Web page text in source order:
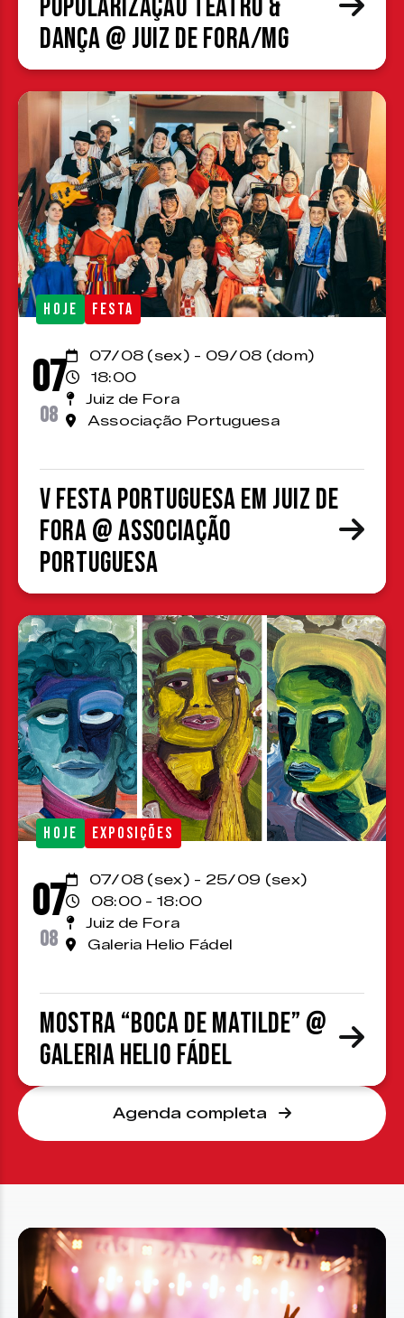
Popularização Teatro &
Dança @ Juiz de Fora/MG
HOJE FESTA
07
08
07/08 (sex) - 09/08 (dom)
18:00
Juiz de Fora
Associação Portuguesa
V Festa Portuguesa em Juiz de
Fora @ Associação
Portuguesa
HOJE EXPOSIÇÕES
07
08
07/08 (sex) - 25/09 (sex)
08:00 - 18:00
Juiz de Fora
Galeria Helio Fádel
Mostra “Boca de Matilde” @
Galeria Helio Fádel
Agenda completa